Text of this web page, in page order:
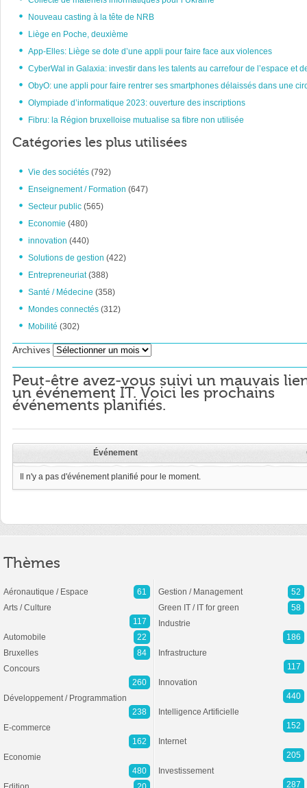
Nouveau casting à la tête de NRB
Liège en Poche, deuxième
App-Elles: Liège se dote d’une appli pour faire face aux violences
CyberWal in Galaxia: investir dans les talents au carrefour de l’espace et
ObyO: une appli pour faire rentrer ses smartphones délaissés dans une
Olympiade d’informatique 2023: ouverture des inscriptions
Fibru: la Région bruxelloise mutualise sa fibre non utilisée
Catégories les plus utilisées
Vie des sociétés (792)
Enseignement / Formation (647)
Secteur public (565)
Economie (480)
innovation (440)
Solutions de gestion (422)
Entrepreneuriat(388)
Santé / Médecine (358)
Mondes connectés (312)
Mobilité (302)
Archives Archives
Peut-être avez-vous suivi un mauvais
un événement IT. Voici les prochains
événements planifiés.
Événement
Il n'y a pas d'événement planifié pour le moment.
Thèmes
Aéronautique / Espace
61
Arts / Culture
117
Automobile
22
Bruxelles
84
Concours
260
Développement / Programmation
238
E-commerce
162
Economie
480
Gestion / Management
52
Green IT / IT for green
58
Industrie
186
Infrastructure
117
Innovation
440
Intelligence Artificielle
152
Internet
205
Investissement
287